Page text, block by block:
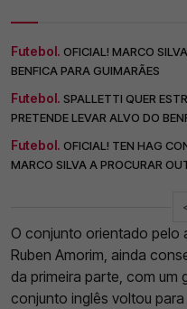
Futebol. OFICIAL! MARCO
BENFICA PARA GUIMARÃES
Futebol. SPALLETTI QUER
PRETENDE LEVAR ALVO DO
Futebol. OFICIAL! TEN HAG
MARCO SILVA A PROCURAR
O conjunto orientado pelo
Ruben Amorim, ainda
da primeira parte, com um
conjunto inglês voltou